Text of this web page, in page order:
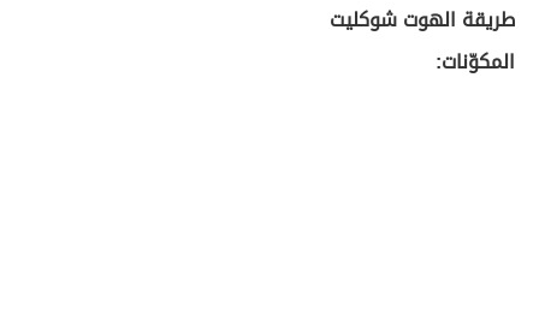
طريقة الهوت شوكليت
المكوّنات: